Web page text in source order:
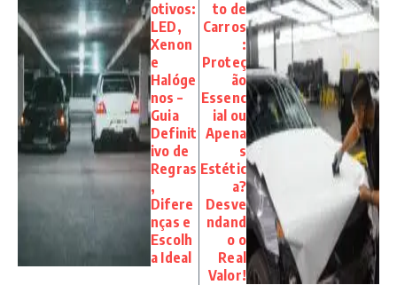
otivos:
LED,
Xenon
e
Halóge
nos –
Guia
Definit
ivo de
Regras
,
Difere
nças e
Escolh
a Ideal
to de
Carros
:
Proteç
ão
Essenc
ial ou
Apena
s
Estétic
a?
Desve
ndand
o o
Real
Valor!